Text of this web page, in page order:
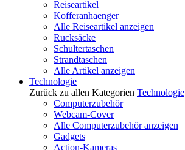
Reiseartikel
Kofferanhaenger
Alle Reiseartikel anzeigen
Rucksäcke
Schultertaschen
Strandtaschen
Alle Artikel anzeigen
Technologie
Zurück zu allen Kategorien Technologie
Computerzubehör
Webcam-Cover
Alle Computerzubehör anzeigen
Gadgets
Action-Kameras